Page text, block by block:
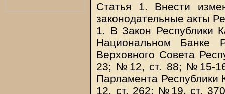
Статья 1. Внести
законодательные акты
1. В Закон Республики
Национальном Банке
Верховного Совета
23; №12, ст. 88; №15-
Парламента
12, ст. 262; №19, ст.